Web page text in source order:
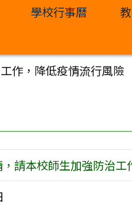
學校行事曆
作，降低疫情流行風險
請本校師生加強防治